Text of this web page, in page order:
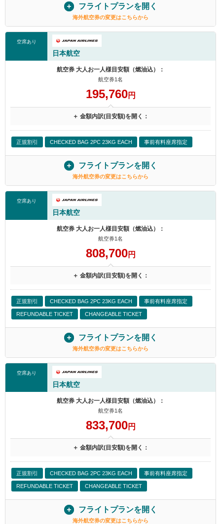
フライトプランを開く
海外航空券の変更はこちらから
空席あり
日本航空
航空券 大人お一人様目安額（燃油込）：
航空券1名
195,760円
＋ 金額内訳(目安額)を開く：
正規割引 CHECKED BAG 2PC 23KG EACH 事前有料座席指定
フライトプランを開く
海外航空券の変更はこちらから
空席あり
日本航空
航空券 大人お一人様目安額（燃油込）：
航空券1名
808,700円
＋ 金額内訳(目安額)を開く：
正規割引 CHECKED BAG 2PC 23KG EACH 事前有料座席指定
REFUNDABLE TICKET CHANGEABLE TICKET
フライトプランを開く
海外航空券の変更はこちらから
空席あり
日本航空
航空券 大人お一人様目安額（燃油込）：
航空券1名
833,700円
＋ 金額内訳(目安額)を開く：
正規割引 CHECKED BAG 2PC 23KG EACH 事前有料座席指定
REFUNDABLE TICKET CHANGEABLE TICKET
フライトプランを開く
海外航空券の変更はこちらから